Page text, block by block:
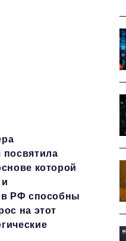
посвятила
которой
в РФ способны
на этот